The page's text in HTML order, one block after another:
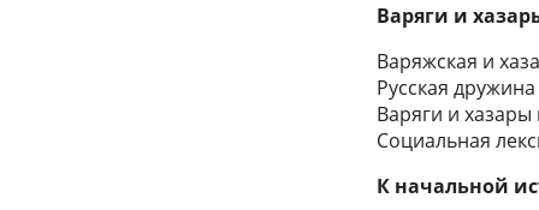
Варяги и
Варяжская и
Русская
Варяги и
Социальная
К начальной